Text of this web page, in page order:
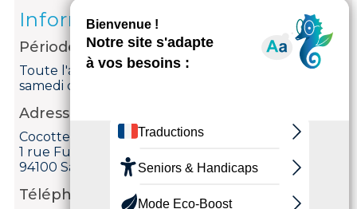
Informations
Période d'ouverture
Toute l'année le mardi, mercredi, jeudi, vendredi et
samedi de 11h à 14h et de 19h30 à 22h.
Adresse
Cocotte et vins
1 rue Fulton
94100 Saint-Maur-des-Fossés
Téléphone